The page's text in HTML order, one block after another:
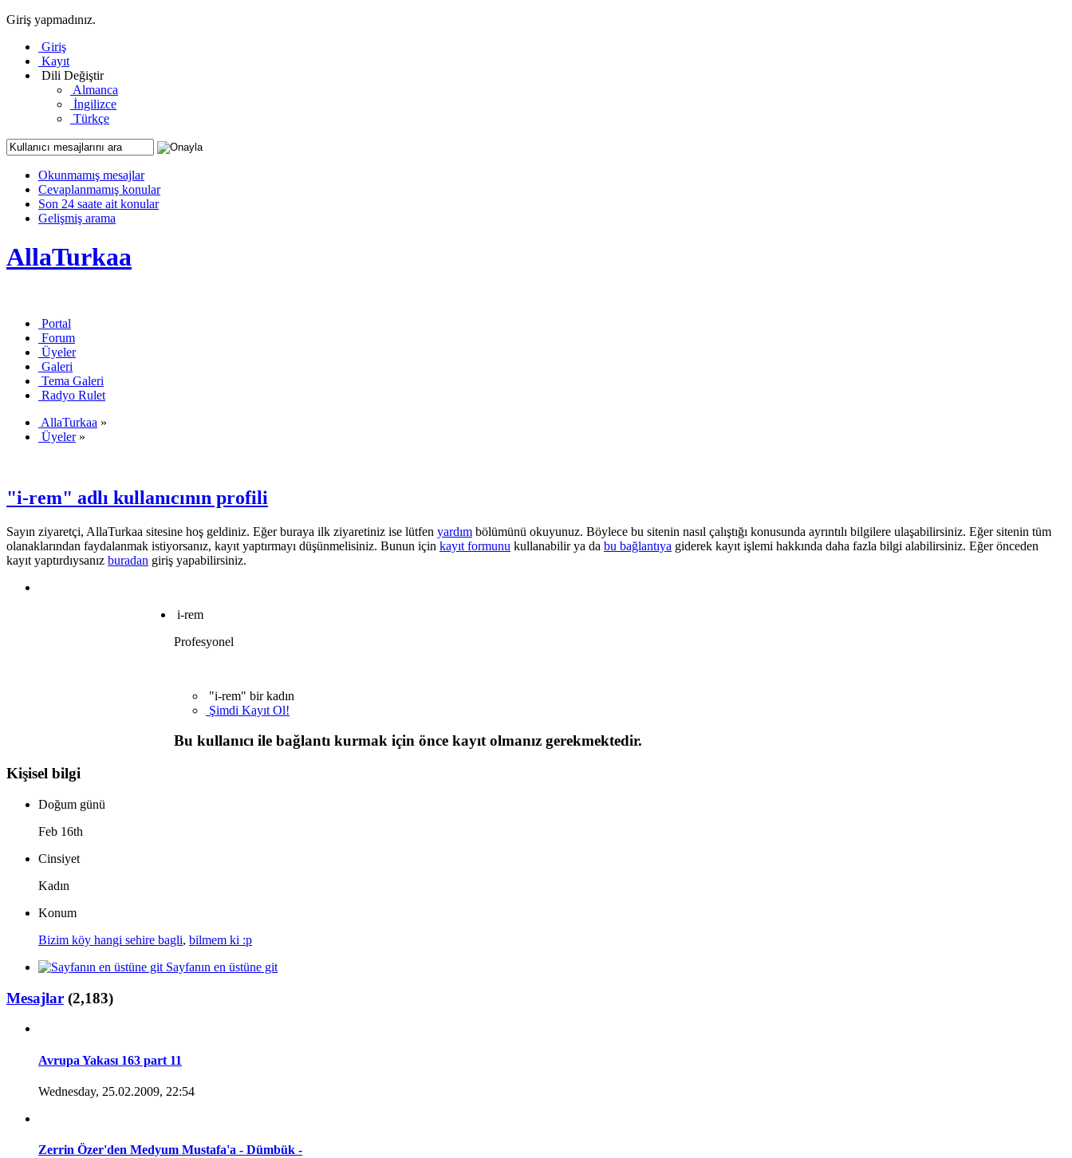
Giriş yapmadınız.
Giriş
Kayıt
Dili Değiştir
Almanca
İngilizce
Türkçe
Okunmamış mesajlar
Cevaplanmamış konular
Son 24 saate ait konular
Gelişmiş arama
AllaTurkaa
Portal
Forum
Üyeler
Galeri
Tema Galeri
Radyo Rulet
AllaTurkaa »
Üyeler»
"i-rem" adlı kullanıcının profili
Sayın ziyaretçi, AllaTurkaa sitesine hoş geldiniz. Eğer buraya ilk ziyaretiniz ise lütfen yardım bölümünü okuyunuz. Böylece bu sitenin nasıl çalıştığı konusunda ayrıntılı bilgilere ulaşabilirsiniz. Eğer sitenin tüm
olanaklarından faydalanmak istiyorsanız, kayıt yaptırmayı düşünmelisiniz. Bunun için kayıt formunu kullanabilir ya da bu bağlantıya giderek kayıt işlemi hakkında daha fazla bilgi alabilirsiniz. Eğer önceden
kayıt yaptırdıysanız buradan giriş yapabilirsiniz.
i-rem
Profesyonel
"i-rem" bir kadın
Şimdi Kayıt Ol!
Bu kullanıcı ile bağlantı kurmak için önce kayıt olmanız gerekmektedir.
Kişisel bilgi
Doğum günü
Feb 16th
Cinsiyet
Kadın
Konum
Bizim köy hangi sehire bagli, bilmem ki :p
Sayfanın en üstüne git
Mesajlar (2,183)
Avrupa Yakası 163 part 11
Wednesday, 25.02.2009, 22:54
Zerrin Özer'den Medyum Mustafa'a - Dümbük -